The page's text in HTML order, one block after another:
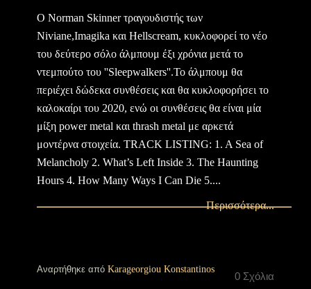
Ο Norman Skinner τραγουδιστής των
Niviane,Imagika και Hellscream, κυκλοφορεί το νέο
του δεύτερο σόλο άλμπουμ έξι χρόνια μετά το
ντεμπούτο του ''Sleepwalkers''.Το άλμπουμ θα
περιέχει δώδεκα συνθέσεις και θα κυκλοφορήσει το
καλοκαίρι του 2020, ενώ οι συνθέσεις θα είναι μία
μίξη power metal και thrash metal με αρκετά
μοντέρνα στοιχεία. TRACK LISTING: 1. A Sea of
Melancholy 2. What’s Left Inside 3. The Haunting
Hours 4. How Many Ways I Can Die 5....
Περισσότερα...
0 Σχόλια
Αναρτήθηκε από Karageorgiou Konstantinos